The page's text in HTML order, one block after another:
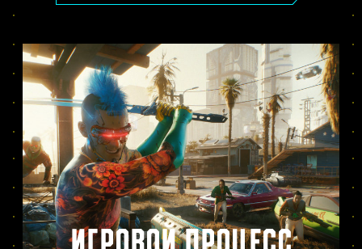
вас ждут новые тайны и неожиданные